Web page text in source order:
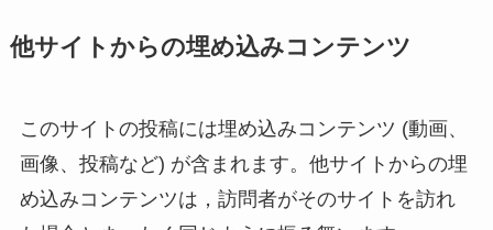
他サイトからの埋め込みコンテンツ
このサイトの投稿には埋め込みコンテンツ (動画、
画像、投稿など) が含まれます。他サイトからの埋
め込みコンテンツは，訪問者がそのサイトを訪れ